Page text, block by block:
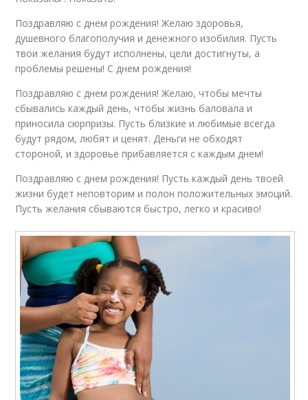
Поздравляю с днем рождения! Желаю здоровья,
душевного благополучия и денежного изобилия. Пусть
твои желания будут исполнены, цели достигнуты, а
проблемы решены! С днем рождения!
Поздравляю с днем рождения! Желаю, чтобы мечты
сбывались каждый день, чтобы жизнь баловала и
приносила сюрпризы. Пусть близкие и любимые всегда
будут рядом, любят и ценят. Деньги не обходят
стороной, и здоровье прибавляется с каждым днем!
Поздравляю с днем рождения! Пусть каждый день твоей
жизни будет неповторим и полон положительных эмоций.
Пусть желания сбываются быстро, легко и красиво!